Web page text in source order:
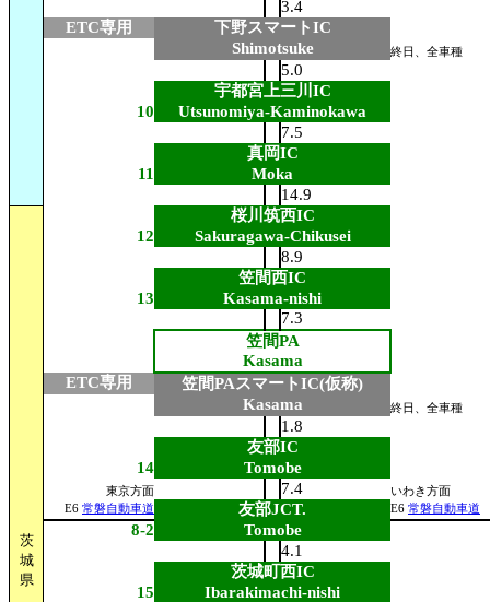
3.4
ETC専用
下野スマートIC
Shimotsuke
終日、全車種
5.0
宇都宮上三川IC
10
Utsunomiya-Kaminokawa
7.5
真岡IC
11
Moka
14.9
茨
城
県
桜川筑西IC
12
Sakuragawa-Chikusei
8.9
笠間西IC
13
Kasama-nishi
7.3
笠間PA
Kasama
ETC専用
笠間PAスマートIC(仮称)
Kasama
終日、全車種
1.8
友部IC
14
Tomobe
東京方面 7.4
いわき方面
E6 常磐自動車道 友部JCT. E6 常磐自動車道
8-2
Tomobe
4.1
茨城町西IC
15
Ibarakimachi-nishi